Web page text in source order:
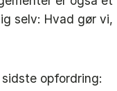
selv: Hvad gør vi,
opfordring: